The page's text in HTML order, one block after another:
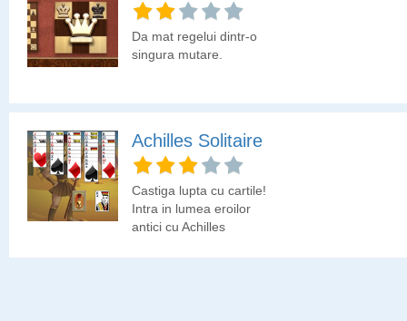
Da mat regelui dintr-o
singura mutare.
Achilles Solitaire
Castiga lupta cu cartile!
Intra in lumea eroilor
antici cu Achilles